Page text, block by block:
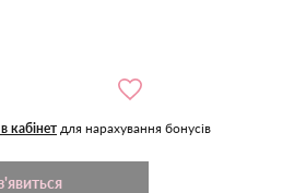
кабінет для нарахування бонусів